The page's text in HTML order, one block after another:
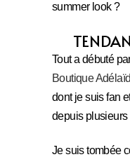
summer look ?
Tout a débuté
Boutique
dont je suis fan
depuis
Je suis tombée